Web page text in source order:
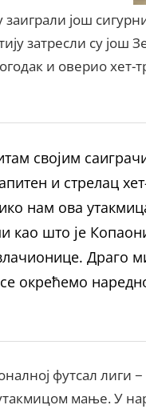
још
затресли су још
и оверио
својим
и стрелац
нам ова
као што је
Драго
окрећемо
футсал лиги
мање. У